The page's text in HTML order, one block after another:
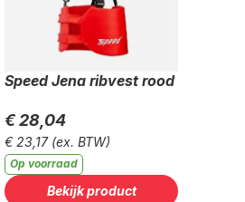
Speed Jena ribvest rood
€ 28,04
€ 23,17 (ex. BTW)
Op voorraad
Bekijk product